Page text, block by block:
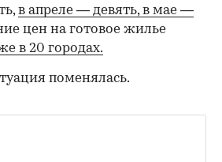
в апреле — девять,в мае —
цен на готовое жилье
в 20 городах.
поменялась.